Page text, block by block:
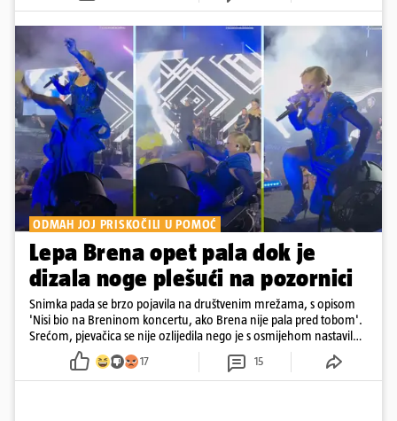
ODMAH JOJ PRISKOČILI U POMOĆ
Lepa Brena opet pala dok je
dizala noge plešući na pozornici
Snimka pada se brzo pojavila na društvenim mrežama, s opisom
'Nisi bio na Breninom koncertu, ako Brena nije pala pred tobom'.
Srećom, pjevačica se nije ozlijedila nego je s osmijehom nastavila
17 15